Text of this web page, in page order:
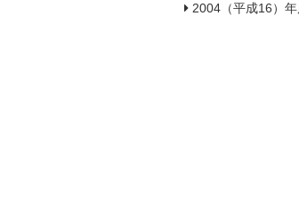
2004（平成16）